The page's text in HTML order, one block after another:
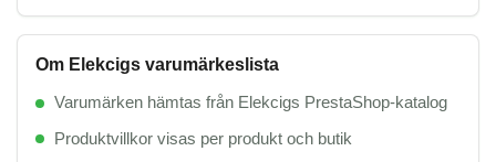
Om Elekcigs varumärkeslista
Varumärken hämtas från Elekcigs PrestaShop-katalog
Produktvillkor visas per produkt och butik